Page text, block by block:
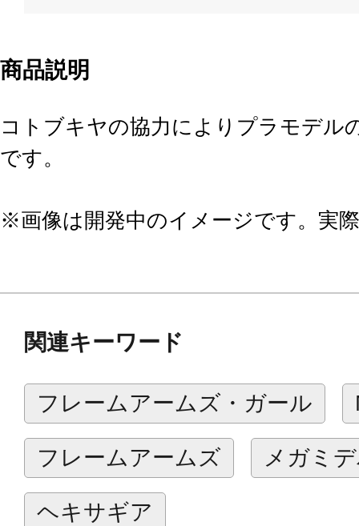
商品説明
コトブキヤの協力によりプラモデル
です。
※画像は開発中のイメージです。実
関連キーワード
フレームアームズ・ガール
フレームアームズ メガミ
ヘキサギア